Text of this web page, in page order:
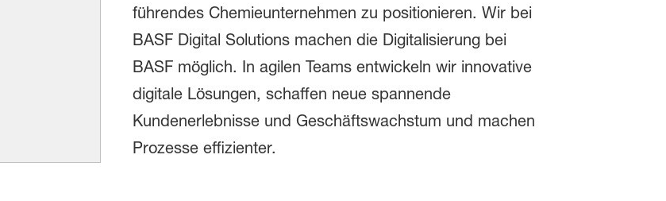
führendes Chemieunternehmen zu positionieren. Wir bei
BASF Digital Solutions machen die Digitalisierung bei
BASF möglich. In agilen Teams entwickeln wir innovative
digitale Lösungen, schaffen neue spannende
Kundenerlebnisse und Geschäftswachstum und machen
Prozesse effizienter.